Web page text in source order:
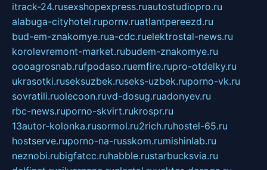
itrack-24.rusexshopexpress.ruautostudiopro.ru
alabuga-cityhotel.rupornv.ruatlantpereezd.ru
bud-em-znakomye.rua-cdc.ruelektrostal-news.ru
korolevremont-market.rubudem-znakomye.ru
oooagrosnab.rufpodaso.ruemfire.rupro-otdelky.ru
ukrasotki.ruseksuzbek.ruseks-uzbek.ruporno-vk.ru
sovratili.ruolecoon.ruvd-dosug.ruadonyev.ru
rbc-news.ruporno-skvirt.rukrospr.ru
13autor-kolonka.rusormol.ru2rich.ruhostel-65.ru
hostserve.ruporno-na-russkom.rumishinlab.ru
neznobi.rubigfatcc.ruhabble.rustarbucksvia.ru